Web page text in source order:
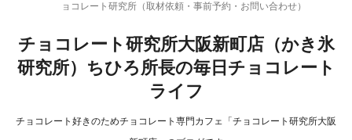
ョコレート研究所（取材依頼・事前予約・お問い合わせ）
チョコレート研究所大阪新町店（かき氷
研究所）ちひろ所長の毎日チョコレート
ライフ
チョコレート好きのためチョコレート専門カフェ「チョコレート研究所大阪